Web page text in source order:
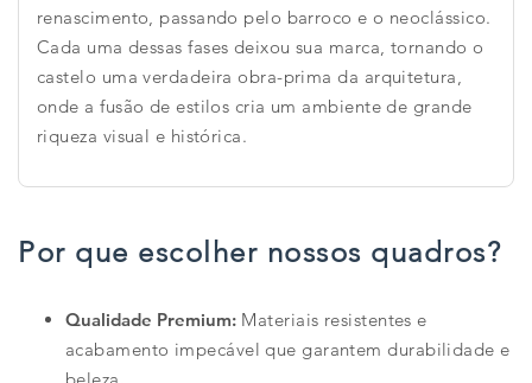
renascimento, passando pelo barroco e o neoclássico.
Cada uma dessas fases deixou sua marca, tornando o
castelo uma verdadeira obra-prima da arquitetura,
onde a fusão de estilos cria um ambiente de grande
riqueza visual e histórica.
Por que escolher nossos quadros?
Qualidade Premium: Materiais resistentes e
acabamento impecável que garantem durabilidade e